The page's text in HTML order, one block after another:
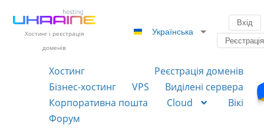
Хостинг і реєстрація
доменів
Українська
Вхід
Реєстрація
Хостинг
Реєстрація доменів
Бізнес-хостинг
VPS
Виділені сервера
Корпоративна пошта
Cloud
Вікі
Форум